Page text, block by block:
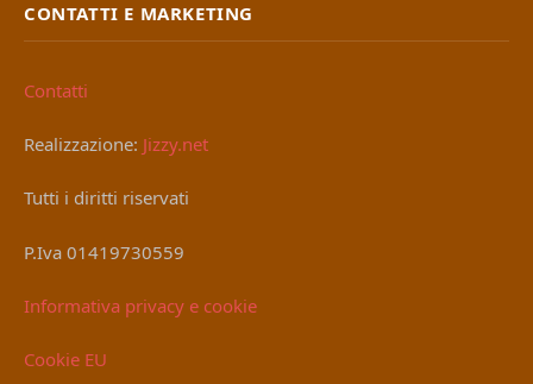
CONTATTI E MARKETING
Contatti
Realizzazione: Jizzy.net
Tutti i diritti riservati
P.Iva 01419730559
Informativa privacy e cookie
Cookie EU